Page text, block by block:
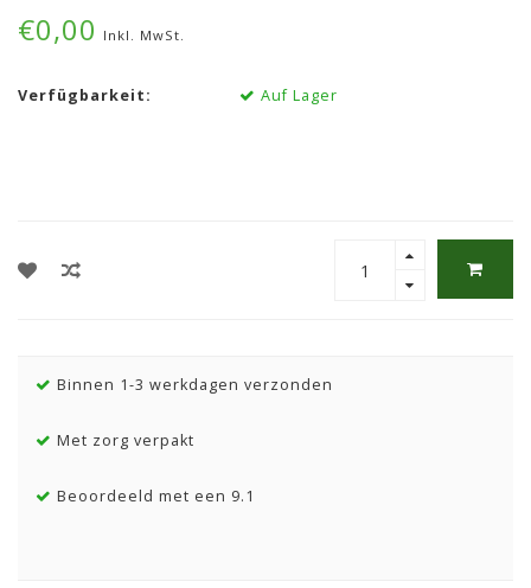
€0,00 Inkl. MwSt.
Verfügbarkeit: Auf Lager
Binnen 1-3 werkdagen verzonden
Met zorg verpakt
Beoordeeld met een 9.1